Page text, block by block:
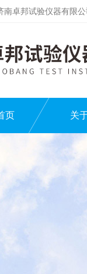
卓邦试验仪器有限公
页 关